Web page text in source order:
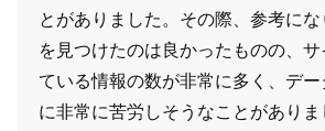
とがありました。その際、参考にな
を見つけたのは良かったものの、
ている情報の数が非常に多く、デ
に非常に苦労しそうなことがありま